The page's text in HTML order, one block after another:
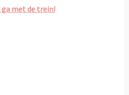
ga met de trein!